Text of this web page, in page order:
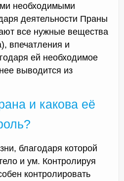
необходимыми
деятельности Праны
все нужные вещества
впечатления и
ей необходимое
выводится из
и какова её
благодаря которой
и ум. Контролируя
контролировать